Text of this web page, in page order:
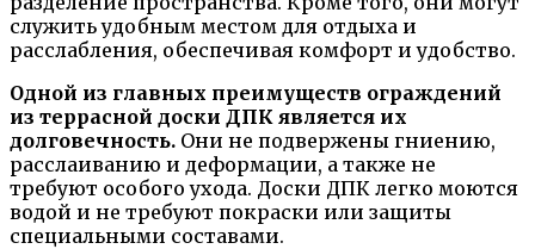
служить удобным местом для отдыха и
расслабления, обеспечивая комфорт и удобство.
Одной из главных преимуществ ограждений
из террасной доски ДПК является их
долговечность. Они не подвержены гниению,
расслаиванию и деформации, а также не
требуют особого ухода. Доски ДПК легко моются
водой и не требуют покраски или защиты
специальными составами.